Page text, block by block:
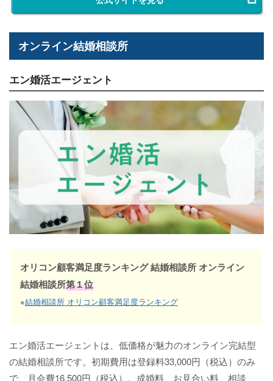
オンライン結婚相談所
エン婚活エージェント
オリコン顧客満足度ランキング 結婚相談所 オンライン
結婚相談所第１位
※結婚相談所 オリコン顧客満足度ランキング
エン婚活エージェントは、低価格が魅力のオンライン完結型
の結婚相談所です。初期費用は登録料33,000円（税込）のみ
で、月会費16,500円（税込）。成婚料、お見合い料、相談